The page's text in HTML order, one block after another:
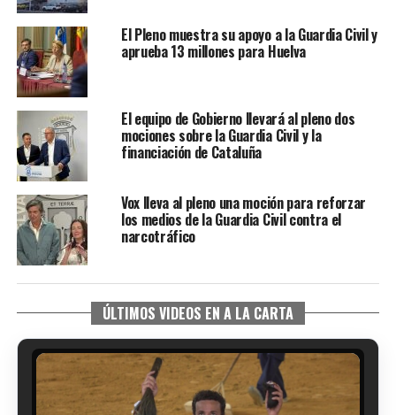
El Pleno muestra su apoyo a la Guardia Civil y
aprueba 13 millones para Huelva
El equipo de Gobierno llevará al pleno dos
mociones sobre la Guardia Civil y la
financiación de Cataluña
Vox lleva al pleno una moción para reforzar
los medios de la Guardia Civil contra el
narcotráfico
ÚLTIMOS VIDEOS EN A LA CARTA